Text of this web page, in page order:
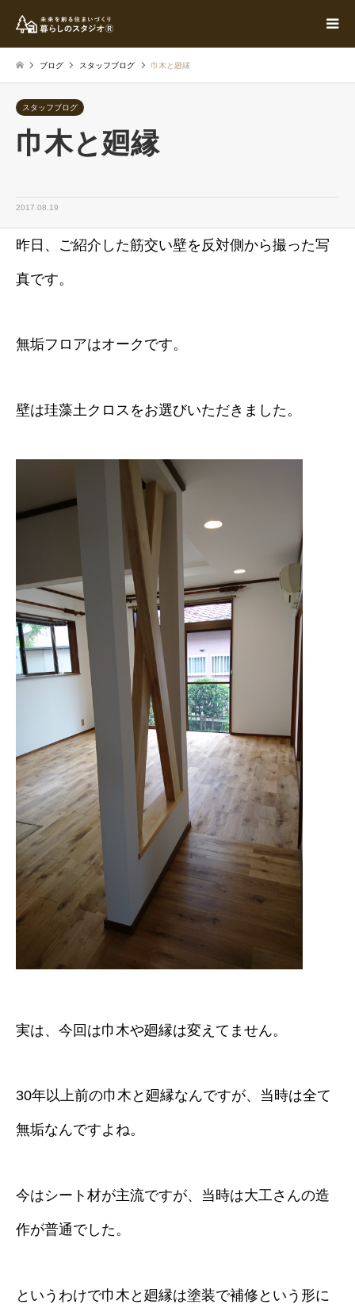
ブログ スタッフブログ 巾木と廻縁
スタッフブログ
巾木と廻縁
2017.08.19
昨日、ご紹介した筋交い壁を反対側から撮った写
真です。
無垢フロアはオークです。
壁は珪藻土クロスをお選びいただきました。
実は、今回は巾木や廻縁は変えてません。
30年以上前の巾木と廻縁なんですが、当時は全て
無垢なんですよね。
今はシート材が主流ですが、当時は大工さんの造
作が普通でした。
というわけで巾木と廻縁は塗装で補修という形に